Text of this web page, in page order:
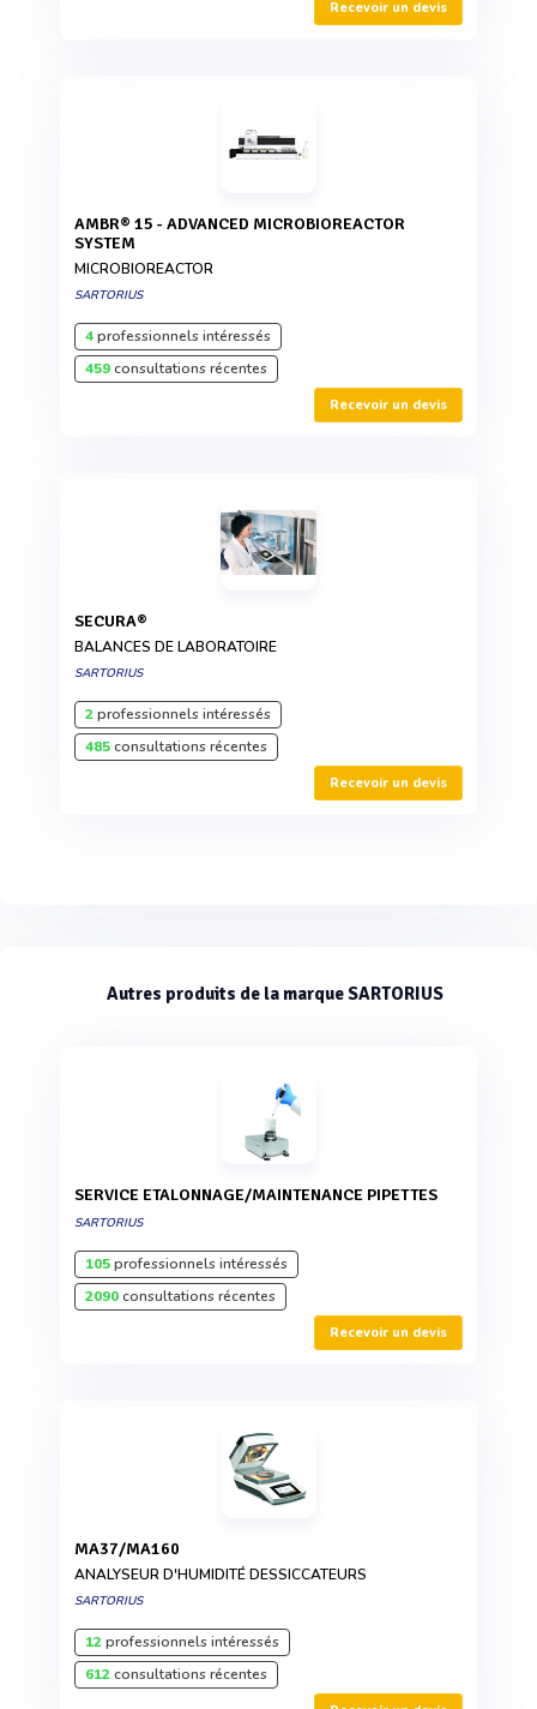
Recevoir un devis
AMBR® 15 - ADVANCED MICROBIOREACTOR
SYSTEM
MICROBIOREACTOR
SARTORIUS
4professionnels intéressés
459consultations récentes
Recevoir un devis
SECURA®
BALANCES DE LABORATOIRE
SARTORIUS
2professionnels intéressés
485consultations récentes
Recevoir un devis
Autres produits de la marque SARTORIUS
SERVICE ETALONNAGE/MAINTENANCE PIPETTES
SARTORIUS
105professionnels intéressés
2090consultations récentes
Recevoir un devis
MA37/MA160
ANALYSEUR D'HUMIDITÉ DESSICCATEURS
SARTORIUS
12professionnels intéressés
612consultations récentes